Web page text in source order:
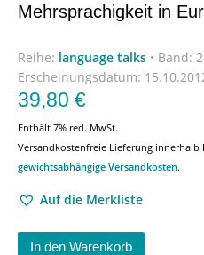
Mehrsprachigkeit in
Reihe: language talks • Band: 2
Erscheinungsdatum:
39,80 €
Enthält 7% red. MwSt.
Versandkostenfreie Lieferung innerhalb
gewichtsabhängige Versandkosten.
Auf die Merkliste
In den Warenkorb